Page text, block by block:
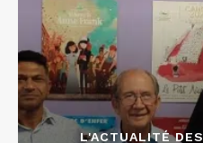
L'ACTUALITÉ